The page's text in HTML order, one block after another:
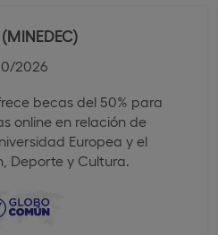
2026
becas del 50% para
online en relación de
Europea y el
Deporte y Cultura.